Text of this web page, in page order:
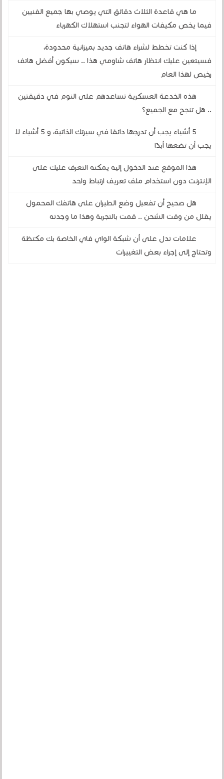
ما هي قاعدة الثلاث دقائق التي يوصي بها جميع الفنيين
فيما يخص مكيفات الهواء لتجنب استهلاك الكهرباء
إذا كنت تخطط لشراء هاتف جديد بميزانية محدودة،
فسيتعين عليك انتظار هاتف شاومي هذا .. سيكون أفضل هاتف
رخيص لهذا العام
هذه الخدعة العسكرية تساعدهم على النوم في دقيقتين
.. هل تنجح مع الجميع؟
5 أشياء يجب أن تدرجها دائمًا في سيرتك الذاتية، و 5 أشياء لا
يجب أن تضعها أبدًا
هذا الموقع عند الدخول إليه يمكنه التعرف عليك على
الإنترنت دون استخدام ملف تعريف ارتباط واحد
هل صحيح أن تفعيل وضع الطيران على هاتفك المحمول
يقلل من وقت الشحن .. قمت بالتجربة وهذا ما وجدته
علامات تدل على أن شبكة الواي فاي الخاصة بك مكتظة
وتحتاج إلى إجراء بعض التغييرات